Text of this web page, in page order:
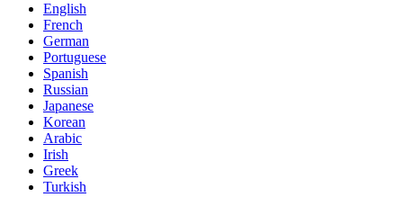
English
French
German
Portuguese
Spanish
Russian
Japanese
Korean
Arabic
Irish
Greek
Turkish